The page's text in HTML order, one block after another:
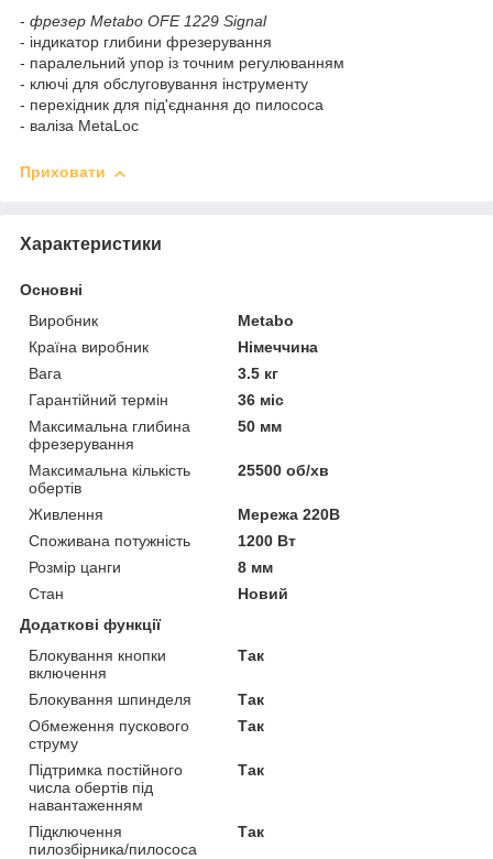
- фрезер Metabo OFE 1229 Signal
- індикатор глибини фрезерування
- паралельний упор із точним регулюванням
- ключі для обслуговування інструменту
- перехідник для під'єднання до пилососа
- валіза MetaLoc
Приховати
Характеристики
Основні
Виробник
Metabo
Країна виробник
Німеччина
Вага
3.5 кг
Гарантійний термін
36 міс
Максимальна глибина
фрезерування
50 мм
Максимальна кількість
обертів
25500 об/хв
Живлення
Мережа 220В
Споживана потужність
1200 Вт
Розмір цанги
8 мм
Стан
Новий
Додаткові функції
Блокування кнопки
включення
Так
Блокування шпинделя
Так
Обмеження пускового
струму
Так
Підтримка постійного
числа обертів під
навантаженням
Так
Підключення
пилозбірника/пилососа
Так